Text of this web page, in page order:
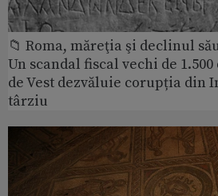
📁 Roma, măreţia şi declinul
Un scandal fiscal vechi de
de Vest dezvăluie corupția din
târziu